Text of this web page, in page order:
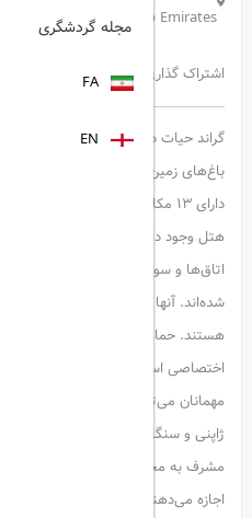
Dubai, United Arab Emirates
اشتراک گذاری:
گراند حیات دبی در نزدیکی جاده شلوغ
دارای 13 مکان غذاخوری و
هتل وجود دارد.
اتاق‌ها و سوئیت‌های مجلل گرند حیات
شده‌اند. آنها دارای تلویزیون صفحه
هستند. حمام مرمری لوکس شامل وان
اختصاصی است. سرویس اتاق 24/7 در دسترس است.
ژاپنی و سنگاپوری را انتخاب کنند.
مشرف به محوطه استراحتگاه غذا
اجازه می‌دهند سرآشپزها را در حال کار
مجله گردشگری
FA
EN